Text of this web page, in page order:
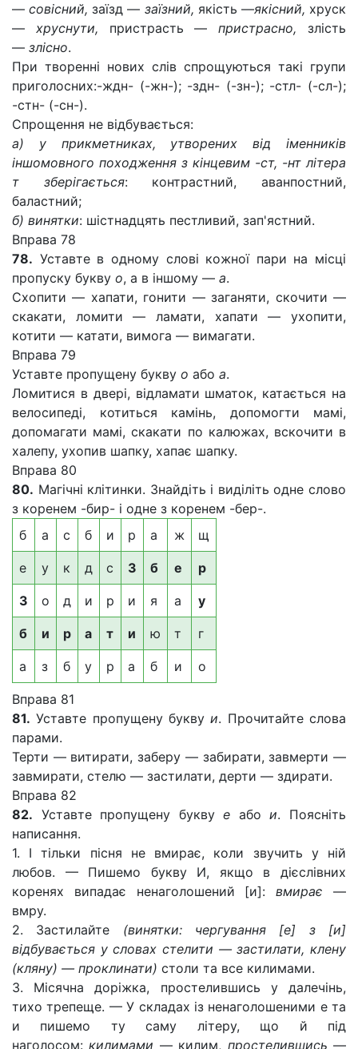
—совісний,заїзд — заїзний, якість —якісний, хруск
— хруснути, пристрасть —пристрасно,злість
— злісно.
При творенні нових слів спрощуються такі групи
приголосних:-ждн- (-жн-); -здн- (-зн-); -стл- (-сл-);
-стн- (-сн-).
Спрощення не відбувається:
а) у прикметниках, утворених від іменників
іншомовного походження з кінцевим -ст, -нт літера
т зберігається: контрастний, аванпостний,
баластний;
б) винятки: шістнадцять пестливий, зап'ястний.
Вправа 78
78. Уставте в одному слові кожної пари на місці
пропуску букву о, а в іншому — а.
Схопити — хапати, гонити — заганяти, скочити —
скакати, ломити — ламати, хапати — ухопити,
котити — катати, вимога — вимагати.
Вправа 79
Уставте пропущену букву о або а.
Ломитися в двері, відламати шматок, катається на
велосипеді, котиться камінь, допомогти мамі,
допомагати мамі, скакати по калюжах, вскочити в
халепу, ухопив шапку, хапає шапку.
Вправа 80
80. Магічні клітинки. Знайдіть і виділіть одне слово
з коренем -бир- і одне з коренем -бер-.
б
а с б и р а ж щ
е у к д с З б е р
З о д и р и я а у
б и р а т и ю т г
а з б у р а б и о
Вправа 81
81. Уставте пропущену буквуи. Прочитайте слова
парами.
Терти — витирати, заберу — забирати, завмерти —
завмирати, стелю — застилати, дерти — здирати.
Вправа 82
82. Уставте пропущену буквуе абои. Поясніть
написання.
1. І тільки пісня не вмирає, коли звучить у ній
любов. — Пишемо букву И, якщо в дієслівних
коренях випадає ненаголошений [и]:вмирає —
вмру.
2. Застилайте (винятки: чергування [е] з [и]
відбувається у словах стелити — застилати, клену
(кляну) — проклинати) столи та все килимами.
3. Місячна доріжка, простелившись у далечінь,
тихо трепеще. — У складах із ненаголошеними е та
и пишемо ту саму літеру, що й під
наголосом:килимами — килим, простелившись —